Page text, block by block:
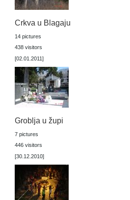
Crkva u Blagaju
14 pictures
438 visitors
[02.01.2011]
Groblja u župi
7 pictures
446 visitors
[30.12.2010]